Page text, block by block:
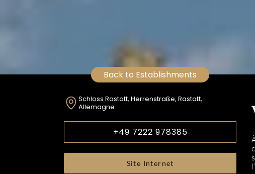
Back to Establishments
Schloss Rastatt, Herrenstraße, Rastatt,
Allemagne
+49 7222 978385
Site Internet